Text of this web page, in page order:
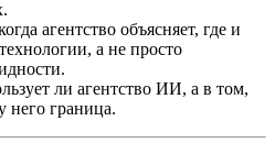
агентство объясняет, где и
а не просто
ли агентство ИИ, а в том,
него граница.